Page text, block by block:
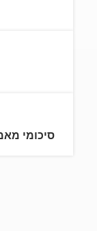
סיכומי